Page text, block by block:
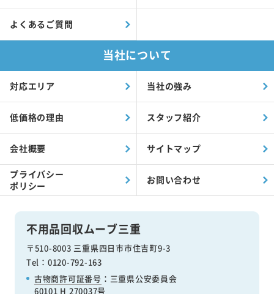
不用品回収ムーブ三重
〒510-8003 三重県四日市市住吉町9-3
Tel：0120-792-163
古物商許可証番号 ：三重県公安委員会
60101 H 270037号
よくあるご質問
当社について
対応エリア 当社の強み
低価格の理由 スタッフ紹介
会社概要 サイトマップ
プライバシー
ポリシー
お問い合わせ